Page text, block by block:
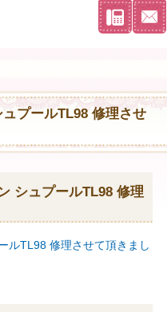
プールTL98 修理させ
シュプールTL98 修理
ルTL98 修理させて頂きまし
連絡先